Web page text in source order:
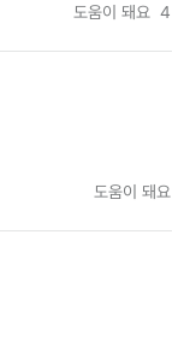
도움이 돼요 4
도움이 돼요